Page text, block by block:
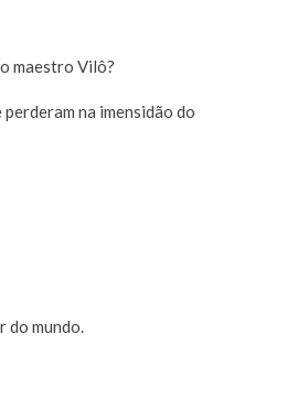
maestro Vilô?
na imensidão do
do mundo.